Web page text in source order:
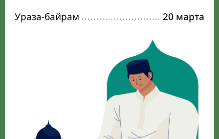
Ураза-байрам
20 марта